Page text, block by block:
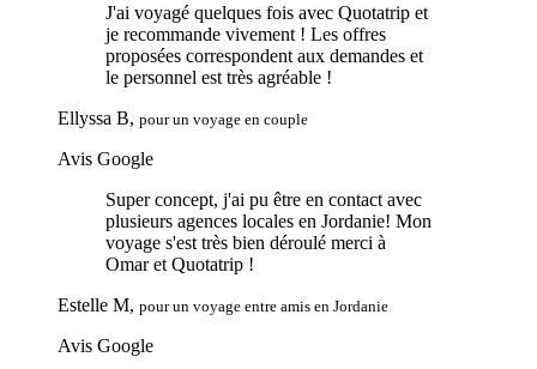
J'ai voyagé quelques fois avec Quotatrip et
je recommande vivement ! Les offres
proposées correspondent aux demandes et
le personnel est très agréable !
Ellyssa B, pour un voyage en couple
Avis Google
Super concept, j'ai pu être en contact avec
plusieurs agences locales en Jordanie! Mon
voyage s'est très bien déroulé merci à
Omar et Quotatrip !
Estelle M, pour un voyage entre amis en Jordanie
Avis Google